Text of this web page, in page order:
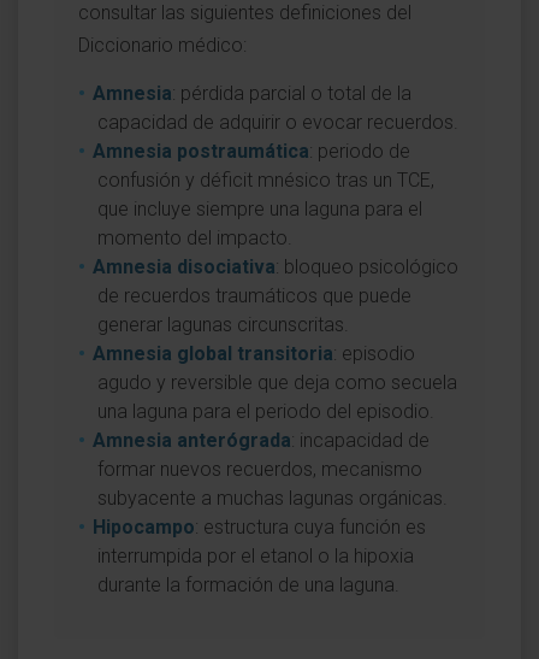
consultar las siguientes definiciones del
Diccionario médico:
Amnesia: pérdida parcial o total de la
capacidad de adquirir o evocar recuerdos.
Amnesia postraumática: periodo de
confusión y déficit mnésico tras un TCE,
que incluye siempre una laguna para el
momento del impacto.
Amnesia disociativa: bloqueo psicológico
de recuerdos traumáticos que puede
generar lagunas circunscritas.
Amnesia global transitoria: episodio
agudo y reversible que deja como secuela
una laguna para el periodo del episodio.
Amnesia anterógrada: incapacidad de
formar nuevos recuerdos, mecanismo
subyacente a muchas lagunas orgánicas.
Hipocampo: estructura cuya función es
interrumpida por el etanol o la hipoxia
durante la formación de una laguna.